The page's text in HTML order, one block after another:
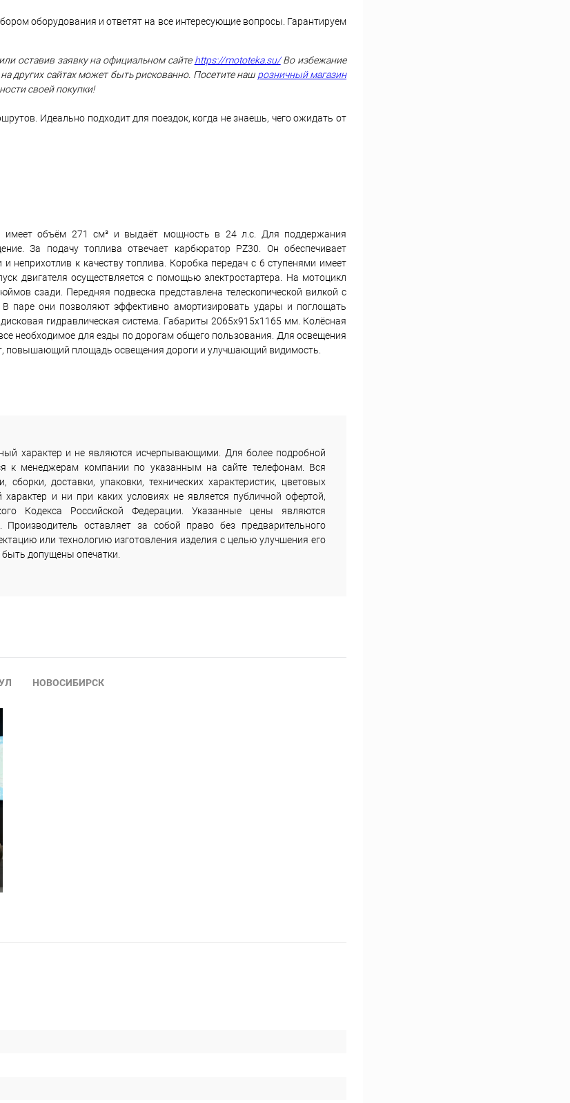
оборудования и ответят на все интересующие вопросы. Гарантируем
оставив заявку на официальном сайте https://mototeka.su/Во избежание
других сайтах может быть рискованно. Посетите наш розничный магазин
своей покупки!
Идеально подходит для поездок, когда не знаешь, чего ожидать от
5 имеет объём 271 см³ и выдаёт мощность в 24 л.с. Для поддержания
За подачу топлива отвечает карбюратор PZ30. Он обеспечивает
к качеству топлива. Коробка передач с 6 ступенями имеет
двигателя осуществляется с помощью электростартера. На мотоцикл
сзади. Передняя подвеска представлена телескопической вилкой с
они позволяют эффективно амортизировать удары и поглощать
гидравлическая система. Габариты 2065x915x1165 мм. Колёсная
необходимое для езды по дорогам общего пользования. Для освещения
повышающий площадь освещения дороги и улучшающий видимость.
характер и не являются исчерпывающими. Для более подробной
к менеджерам компании по указанным на сайте телефонам. Вся
доставки, упаковки, технических характеристик, цветовых
и ни при каких условиях не является публичной офертой,
Кодекса Российской Федерации. Указанные цены являются
оставляет за собой право без предварительного
или технологию изготовления изделия с целью улучшения его
допущены опечатки.
НОВОСИБИРСК